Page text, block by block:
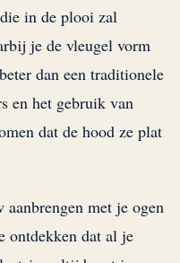
in de plooi zal
je de vleugel vorm
dan een traditionele
en het gebruik van
dat de hood ze plat
aanbrengen met je ogen
ontdekken dat al je